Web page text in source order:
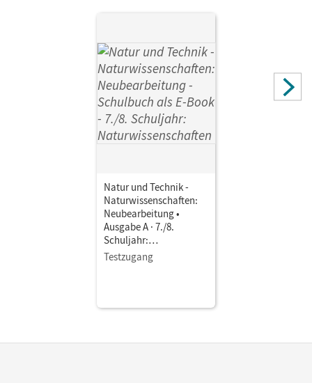
Lichtenberger, Jochim; Barheine, Barbara; Kuck, Carsten;
Gutmann, Anita; Krechel, Sandra; Theis, Sven; Leidinger,
Natur und Technik -
Naturwissenschaften:
Neubearbeitung •
Ausgabe A · 7./8.
Schuljahr:
Naturwissenschaften •
Schulbuch als E-Book
Testzugang